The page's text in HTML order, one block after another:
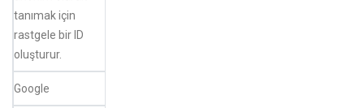
tanımak için
rastgele bir ID
oluşturur.
Google